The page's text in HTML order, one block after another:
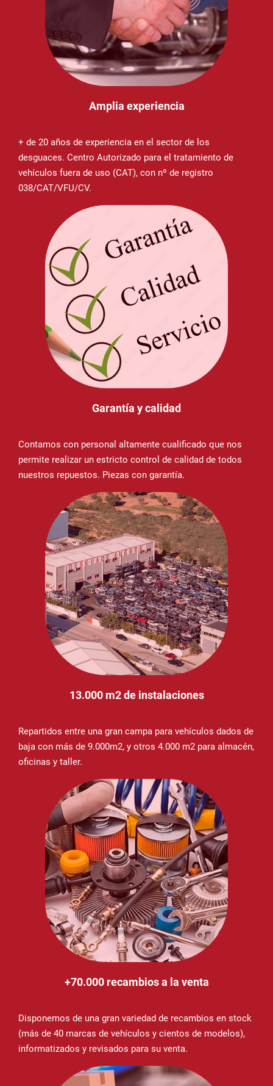
Amplia experiencia
+ de 20 años de experiencia en el sector de los
desguaces. Centro Autorizado para el tratamiento de
vehículos fuera de uso (CAT), con nº de registro
038/CAT/VFU/CV.
Garantía y calidad
Contamos con personal altamente cualificado que nos
permite realizar un estricto control de calidad de todos
nuestros repuestos. Piezas con garantía.
13.000 m2 de instalaciones
Repartidos entre una gran campa para vehículos dados de
baja con más de 9.000m2, y otros 4.000 m2 para almacén,
oficinas y taller.
+70.000 recambios a la venta
Disponemos de una gran variedad de recambios en stock
(más de 40 marcas de vehículos y cientos de modelos),
informatizados y revisados para su venta.